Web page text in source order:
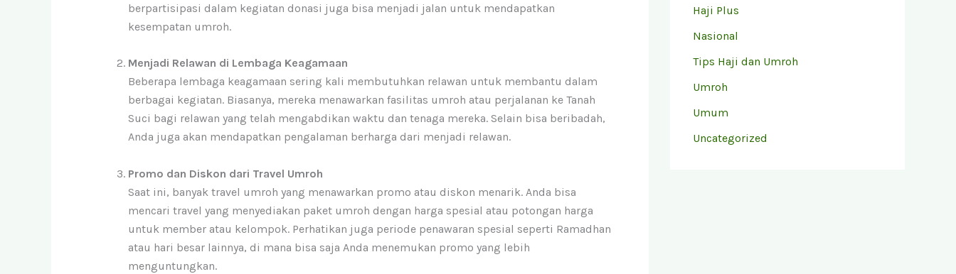
berpartisipasi dalam kegiatan donasi juga bisa menjadi jalan untuk mendapatkan
kesempatan umroh.
Menjadi Relawan di Lembaga Keagamaan
Beberapa lembaga keagamaan sering kali membutuhkan relawan untuk membantu dalam
berbagai kegiatan. Biasanya, mereka menawarkan fasilitas umroh atau perjalanan ke Tanah
Suci bagi relawan yang telah mengabdikan waktu dan tenaga mereka. Selain bisa beribadah,
Anda juga akan mendapatkan pengalaman berharga dari menjadi relawan.
Promo dan Diskon dari Travel Umroh
Saat ini, banyak travel umroh yang menawarkan promo atau diskon menarik. Anda bisa
mencari travel yang menyediakan paket umroh dengan harga spesial atau potongan harga
untuk member atau kelompok. Perhatikan juga periode penawaran spesial seperti Ramadhan
atau hari besar lainnya, di mana bisa saja Anda menemukan promo yang lebih
menguntungkan.
Haji Plus
Nasional
Tips Haji dan Umroh
Umroh
Umum
Uncategorized